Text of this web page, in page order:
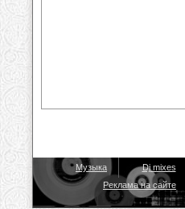
Музыка Dj mixes
Реклама на сайте